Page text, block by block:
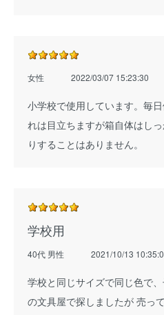
女性 2022/03/07 15:23:30
小学校で使用しています。毎
れは目立ちますが箱自体はし
りすることはありません。
学校用
40代 男性 2021/10/13
学校と同じサイズで同じ色で
の文具屋で探しましたが 売っ